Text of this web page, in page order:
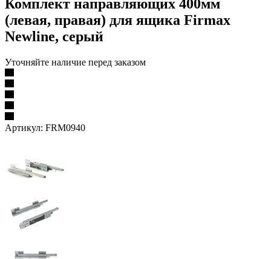
Комплект направляющих 400мм
(левая, правая) для ящика Firmax
Newline, серый
Уточняйте наличие перед заказом
Артикул: FRM0940